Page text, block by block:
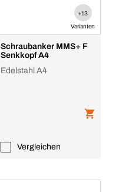
+13
Varianten
Schraubanker MMS+ F
Senkkopf A4
Edelstahl A4
Vergleichen